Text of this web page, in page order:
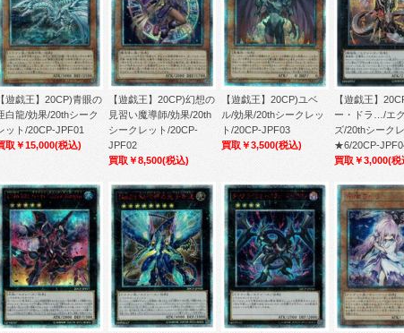
【遊戯王】20CP)青眼の
白龍/効果/20thシーク
ット/20CP-JPF01
取￥15,000(税込)
【遊戯王】20CP)幻想の
見習い魔導師/効果/20th
シークレット/20CP-
JPF02
買取￥8,500(税込)
【遊戯王】20CP)ユベ
ル/効果/20thシークレッ
ト/20CP-JPF03
買取￥3,500(税込)
【遊戯王】
ー・ドラ…/エ
ズ/20thシーク
★6/20CP-
買取￥3,000(税